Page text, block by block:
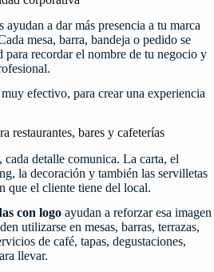
ayudan a dar más presencia a tu marca
mesa, barra, bandeja o pedido se
para recordar el nombre de tu negocio y
efectivo, para crear una experiencia
restaurantes, bares y cafeterías
cada detalle comunica. La carta, el
la decoración y también las servilletas
que el cliente tiene del local.
con logo ayudan a reforzar esa imagen
utilizarse en mesas, barras, terrazas,
de café, tapas, degustaciones,
llevar.